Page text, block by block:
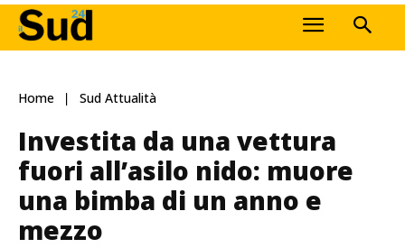
Home Sud Attualità
Investita da una vettura
fuori all’asilo nido: muore
una bimba di un anno e
mezzo